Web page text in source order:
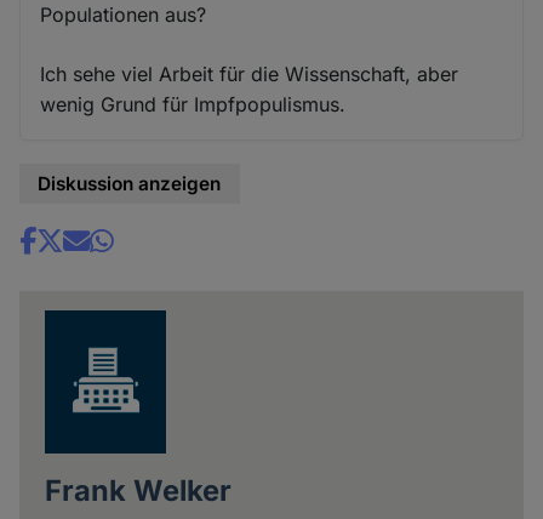
Populationen aus?
Ich sehe viel Arbeit für die Wissenschaft, aber
wenig Grund für Impfpopulismus.
Diskussion anzeigen
Share
Frank Welker